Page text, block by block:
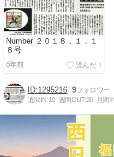
Number ２０１８．１．１
８号
6年前
1295216 9
週間IN:10 週間OUT:20 月間